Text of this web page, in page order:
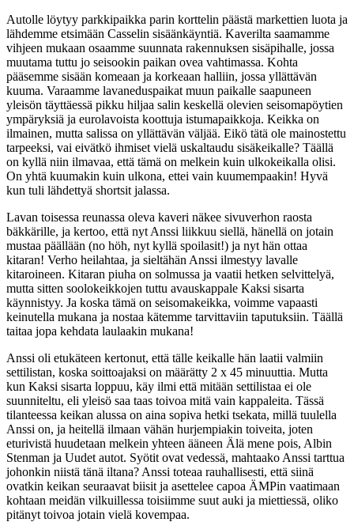
Autolle löytyy parkkipaikka parin korttelin päästä markettien luota ja
lähdemme etsimään Casselin sisäänkäyntiä. Kaverilta saamamme
vihjeen mukaan osaamme suunnata rakennuksen sisäpihalle, jossa
muutama tuttu jo seisookin paikan ovea vahtimassa. Kohta
pääsemme sisään komeaan ja korkeaan halliin, jossa yllättävän
kuuma. Varaamme lavaneduspaikat muun paikalle saapuneen
yleisön täyttäessä pikku hiljaa salin keskellä olevien seisomapöytien
ympäryksiä ja eurolavoista koottuja istumapaikkoja. Keikka on
ilmainen, mutta salissa on yllättävän väljää. Eikö tätä ole mainostettu
tarpeeksi, vai eivätkö ihmiset vielä uskaltaudu sisäkeikalle? Täällä
on kyllä niin ilmavaa, että tämä on melkein kuin ulkokeikalla olisi.
On yhtä kuumakin kuin ulkona, ettei vain kuumempaakin! Hyvä
kun tuli lähdettyä shortsit jalassa.
Lavan toisessa reunassa oleva kaveri näkee sivuverhon raosta
bäkkärille, ja kertoo, että nyt Anssi liikkuu siellä, hänellä on jotain
mustaa päällään (no höh, nyt kyllä spoilasit!) ja nyt hän ottaa
kitaran! Verho heilahtaa, ja sieltähän Anssi ilmestyy lavalle
kitaroineen. Kitaran piuha on solmussa ja vaatii hetken selvittelyä,
mutta sitten soolokeikkojen tuttu avauskappale Kaksi sisarta
käynnistyy. Ja koska tämä on seisomakeikka, voimme vapaasti
keinutella mukana ja nostaa kätemme tarvittaviin taputuksiin. Täällä
taitaa jopa kehdata laulaakin mukana!
Anssi oli etukäteen kertonut, että tälle keikalle hän laatii valmiin
settilistan, koska soittoajaksi on määrätty 2 x 45 minuuttia. Mutta
kun Kaksi sisarta loppuu, käy ilmi että mitään settilistaa ei ole
suunniteltu, eli yleisö saa taas toivoa mitä vain kappaleita. Tässä
tilanteessa keikan alussa on aina sopiva hetki tsekata, millä tuulella
Anssi on, ja heitellä ilmaan vähän hurjempiakin toiveita, joten
eturivistä huudetaan melkein yhteen ääneen Älä mene pois, Albin
Stenman ja Uudet autot. Syötit ovat vedessä, mahtaako Anssi tarttua
johonkin niistä tänä iltana? Anssi toteaa rauhallisesti, että siinä
ovatkin keikan seuraavat biisit ja asettelee capoa ÄMPin vaatimaan
kohtaan meidän vilkuillessa toisiimme suut auki ja miettiessä, oliko
pitänyt toivoa jotain vielä kovempaa.